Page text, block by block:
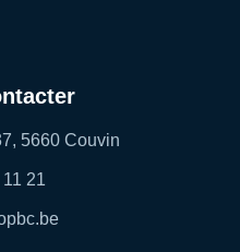
5660 Couvin
21